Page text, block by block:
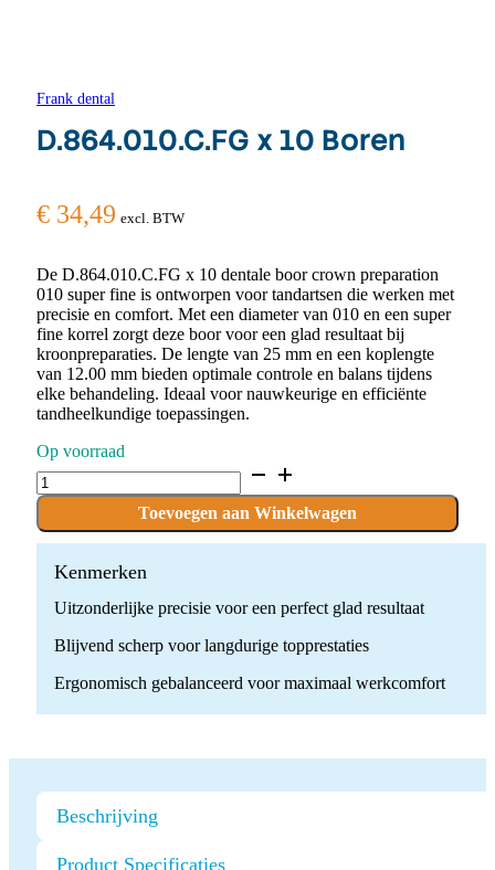
Frank dental
D.864.010.C.FG x 10 Boren
€ 34,49 excl. BTW
De D.864.010.C.FG x 10 dentale boor crown preparation
010 super fine is ontworpen voor tandartsen die werken met
precisie en comfort. Met een diameter van 010 en een super
fine korrel zorgt deze boor voor een glad resultaat bij
kroonpreparaties. De lengte van 25 mm en een koplengte
van 12.00 mm bieden optimale controle en balans tijdens
elke behandeling. Ideaal voor nauwkeurige en efficiënte
tandheelkundige toepassingen.
Op voorraad
D.864.010.C.FG
x
Boren
quantity
Toevoegen aan Winkelwagen
Kenmerken
Uitzonderlijke precisie voor een perfect glad resultaat
Blijvend scherp voor langdurige topprestaties
Ergonomisch gebalanceerd voor maximaal werkcomfort
Beschrijving
Product Specificaties